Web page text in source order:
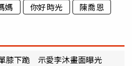
媽 你好時光 陳喬恩
膝下跪 示愛李沐畫面曝光